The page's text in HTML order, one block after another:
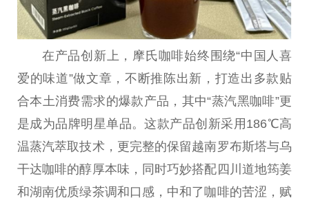
在产品创新上，摩氏咖啡始终围绕“中国人喜
爱的味道”做文章，不断推陈出新，打造出多款贴
合本土消费需求的爆款产品，其中“蒸汽黑咖啡”更
是成为品牌明星单品。这款产品创新采用186℃高
温蒸汽萃取技术，更完整的保留越南罗布斯塔与乌
干达咖啡的醇厚本味，同时巧妙搭配四川道地筠姜
和湖南优质绿茶调和口感，中和了咖啡的苦涩，赋